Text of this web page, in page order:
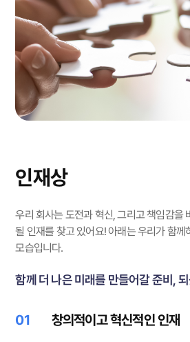
인재상
우리 회사는 도전과 혁신, 그리고 책임감을
될 인재를 찾고 있어요!아래는 우리가 함께
모습입니다.
함께 더 나은 미래를 만들어갈 준비,
01 창의적이고 혁신적인 인재